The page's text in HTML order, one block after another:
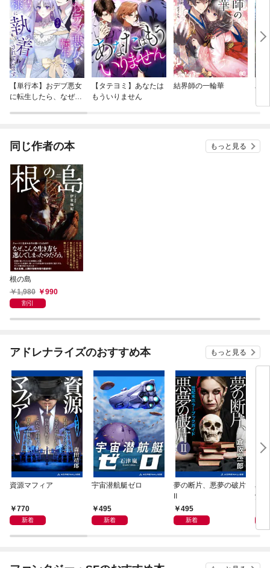
【単行本】おデブ悪女
に転生したら、なぜか
【タテヨミ】あなたは
もういりません
結界師の一輪華
バ
今
同じ作者の本 もっと見る
根の島
1,980
990
割引
アドレナライズのおすすめ本 もっと見る
資源マフィア
770
新着
宇宙潜航艇ゼロ
495
新着
夢の断片、悪夢の破片
Ⅱ
495
新着
星
覚